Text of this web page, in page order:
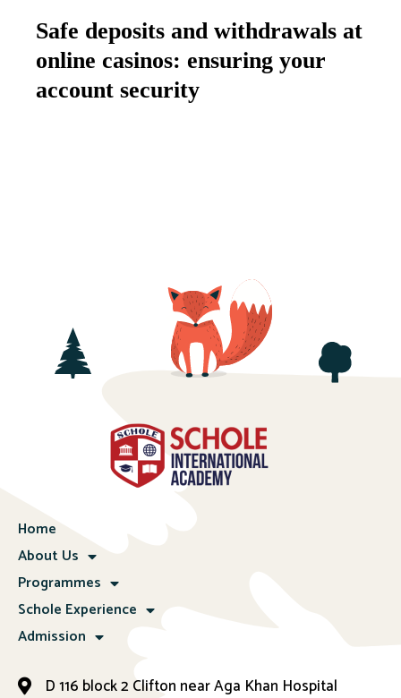
Safe deposits and withdrawals at
online casinos: ensuring your
account security
Home
About Us
Programmes
Schole Experience
Admission
D 116 block 2 Clifton near Aga Khan Hospital